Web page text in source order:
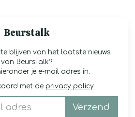
Beurstalk
blijven van het laatste nieuws
van BeursTalk?
je e-mail adres in.
met de privacy policy
Verzend